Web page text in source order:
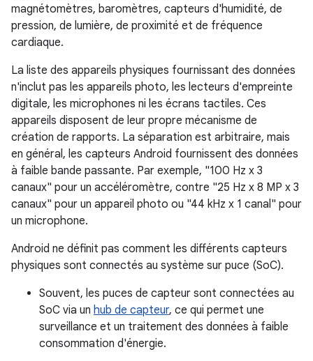
magnétomètres, baromètres, capteurs d'humidité, de
pression, de lumière, de proximité et de fréquence
cardiaque.
La liste des appareils physiques fournissant des données
n'inclut pas les appareils photo, les lecteurs d'empreinte
digitale, les microphones ni les écrans tactiles. Ces
appareils disposent de leur propre mécanisme de
création de rapports. La séparation est arbitraire, mais
en général, les capteurs Android fournissent des données
à faible bande passante. Par exemple, "100 Hz x 3
canaux" pour un accéléromètre, contre "25 Hz x 8 MP x 3
canaux" pour un appareil photo ou "44 kHz x 1 canal" pour
un microphone.
Android ne définit pas comment les différents capteurs
physiques sont connectés au système sur puce (SoC).
Souvent, les puces de capteur sont connectées au
SoC via un hub de capteur, ce qui permet une
surveillance et un traitement des données à faible
consommation d'énergie.